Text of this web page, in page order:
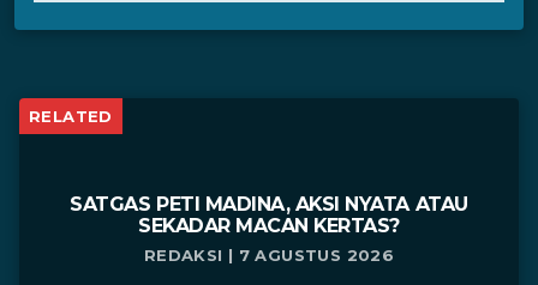
RELATED
SATGAS PETI MADINA, AKSI NYATA ATAU
SEKADAR MACAN KERTAS?
REDAKSI | 7 AGUSTUS 2026